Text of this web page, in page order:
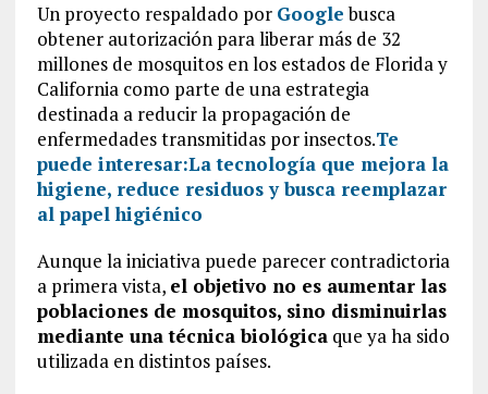
Un proyecto respaldado por Googlebusca
obtener autorización para liberar más de 32
millones de mosquitos en los estados de Florida y
California como parte de una estrategia
destinada a reducir la propagación de
enfermedades transmitidas por insectos.Te
puede interesar:La tecnología que mejora la
higiene, reduce residuos y busca reemplazar
al papel higiénico
Aunque la iniciativa puede parecer contradictoria
a primera vista, el objetivo no es aumentar las
poblaciones de mosquitos, sino disminuirlas
mediante una técnica biológicaque ya ha sido
utilizada en distintos países.